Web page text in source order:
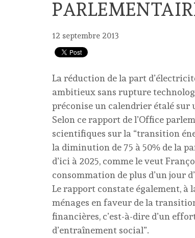
12 septembre 2013
La réduction de la part
ambitieux sans rupture
préconise un calendrier étalé sur
Selon ce rapport de l’Office
scientifiques sur la “transition
la diminution de 75 à 50% de la
d’ici à 2025, comme le veut
consommation de plus d’un jour
Le rapport constate également, à
ménages en faveur de la
financières, c’est-à-dire d’un
d’entraînement social”.